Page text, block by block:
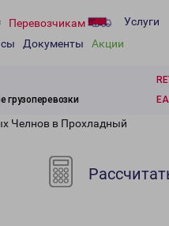
Перевозчикам
Услуги
Документы Акции
Челнов в Прохладный